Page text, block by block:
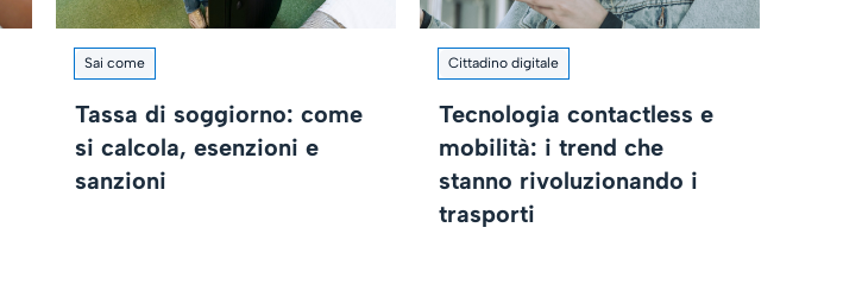
Sai come
Tassa di soggiorno: come
si calcola, esenzioni e
sanzioni
Cittadino digitale
Tecnologia contactless e
mobilità: i trend che
stanno rivoluzionando i
trasporti